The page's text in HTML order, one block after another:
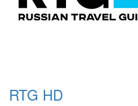
RTG HD